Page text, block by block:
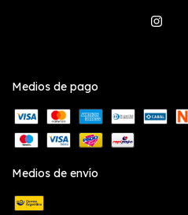
Medios de pago
Medios de envío